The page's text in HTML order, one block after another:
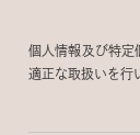
個人情報及び特定
適正な取扱いを行